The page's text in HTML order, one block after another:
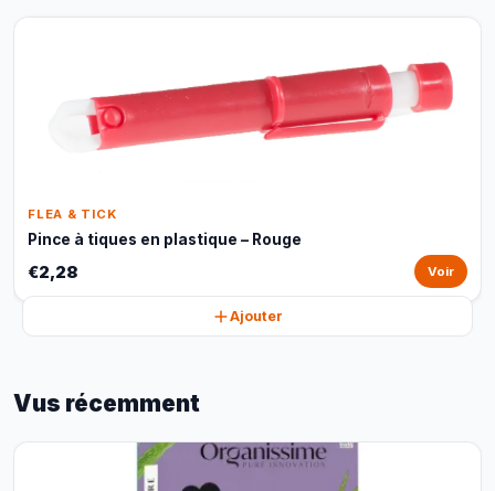
FLEA & TICK
Pince à tiques en plastique – Rouge
€2,28 Voir
Ajouter
Vus récemment